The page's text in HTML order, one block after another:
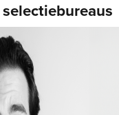
selectiebureaus